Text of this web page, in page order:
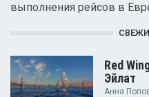
выполнения рейсов в
Red
Эйлат
Анна